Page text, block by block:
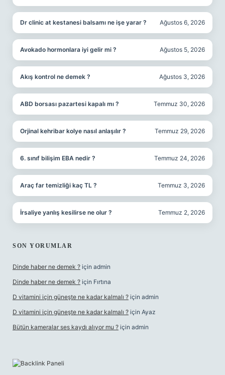
Dr clinic at kestanesi balsamı ne işe yarar ? Ağustos 6, 2026
Avokado hormonlara iyi gelir mi ? Ağustos 5, 2026
Akış kontrol ne demek ? Ağustos 3, 2026
ABD borsası pazartesi kapalı mı ? Temmuz 30, 2026
Orjinal kehribar kolye nasıl anlaşılır ? Temmuz 29, 2026
6. sınıf bilişim EBA nedir ? Temmuz 24, 2026
Araç far temizliği kaç TL ? Temmuz 3, 2026
İrsaliye yanlış kesilirse ne olur ? Temmuz 2, 2026
SON YORUMLAR
Dinde haber ne demek ? için admin
Dinde haber ne demek ? için Fırtına
D vitamini için güneşte ne kadar kalmalı ? için admin
D vitamini için güneşte ne kadar kalmalı ? için Ayaz
Bütün kameralar ses kaydı alıyor mu ? için admin